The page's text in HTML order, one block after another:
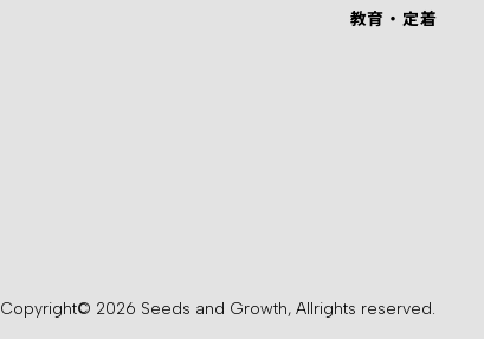
教育・定着
Copyright© 2026 Seeds and Growth, Allrights reserved.